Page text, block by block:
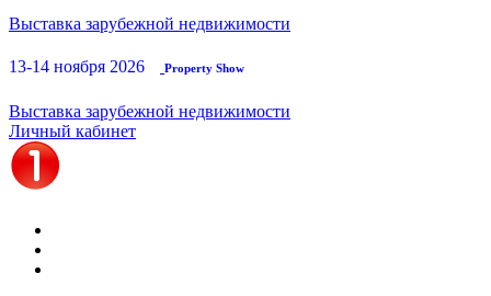
Выставка зарубежной недвижимости
13-14 ноября 2026 Property Show
Выставка зарубежной недвижимости
Личный кабинет